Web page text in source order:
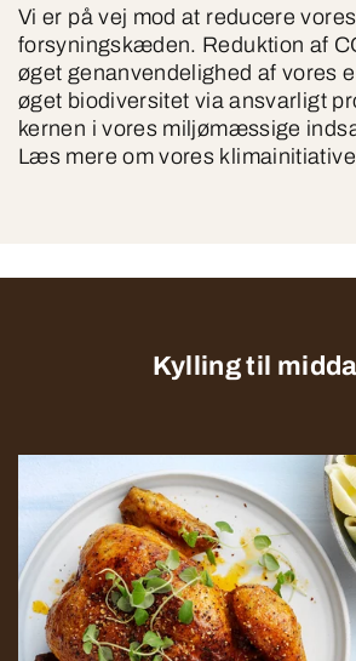
Vi er på vej mod at reducere
forsyningskæden. Reduktion af
øget genanvendelighed af vores
øget biodiversitet via ansvarligt
kernen i vores miljømæssige
Læs mere om vores
Kylling til